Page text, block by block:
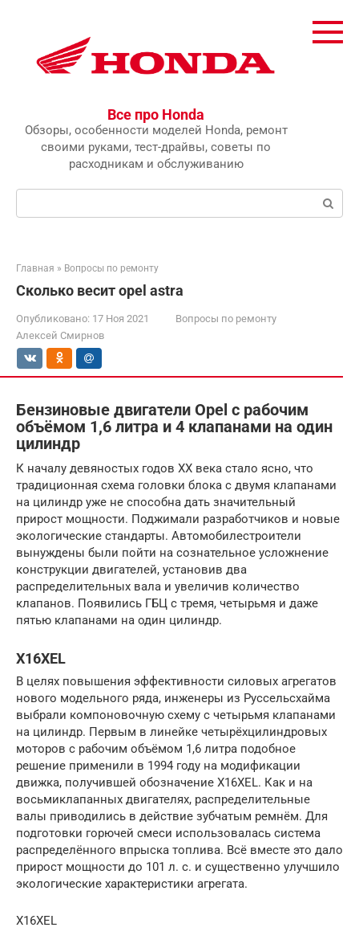
Все про Honda
Обзоры, особенности моделей Honda, ремонт
своими руками, тест-драйвы, советы по
расходникам и обслуживанию
Главная » Вопросы по ремонту
Сколько весит opel astra
Опубликовано: 17 Ноя 2021
Вопросы по ремонту
Алексей Смирнов
Бензиновые двигатели Opel с рабочим
объёмом 1,6 литра и 4 клапанами на один
цилиндр
К началу девяностых годов XX века стало ясно, что
традиционная схема головки блока с двумя клапанами
на цилиндр уже не способна дать значительный
прирост мощности. Поджимали разработчиков и новые
экологические стандарты. Автомобилестроители
вынуждены были пойти на сознательное усложнение
конструкции двигателей, установив два
распределительных вала и увеличив количество
клапанов. Появились ГБЦ с тремя, четырьмя и даже
пятью клапанами на один цилиндр.
X16XEL
В целях повышения эффективности силовых агрегатов
нового модельного ряда, инженеры из Руссельсхайма
выбрали компоновочную схему с четырьмя клапанами
на цилиндр. Первым в линейке четырёхцилиндровых
моторов с рабочим объёмом 1,6 литра подобное
решение применили в 1994 году на модификации
движка, получившей обозначение X16XEL. Как и на
восьмиклапанных двигателях, распределительные
валы приводились в действие зубчатым ремнём. Для
подготовки горючей смеси использовалась система
распределённого впрыска топлива. Всё вместе это дало
прирост мощности до 101 л. с. и существенно улучшило
экологические характеристики агрегата.
X16XEL